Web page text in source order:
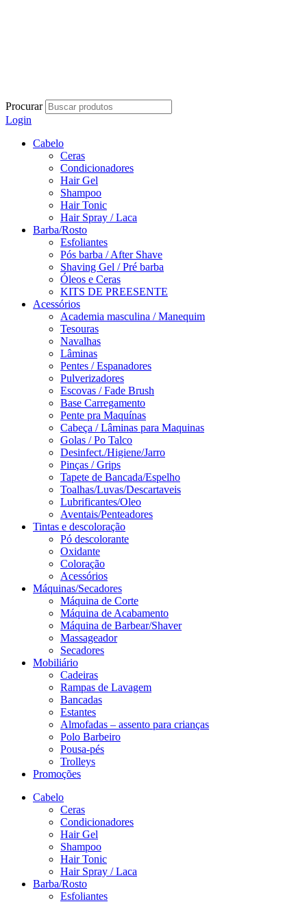
Procurar
Login
Cabelo
Ceras
Condicionadores
Hair Gel
Shampoo
Hair Tonic
Hair Spray / Laca
Barba/Rosto
Esfoliantes
Pós barba / After Shave
Shaving Gel / Pré barba
Óleos e Ceras
KITS DE PREESENTE
Acessórios
Academia masculina / Manequim
Tesouras
Navalhas
Lâminas
Pentes / Espanadores
Pulverizadores
Escovas / Fade Brush
Base Carregamento
Pente pra Maquínas
Cabeça / Lâminas para Maquinas
Golas / Po Talco
Desinfect./Higiene/Jarro
Pinças / Grips
Tapete de Bancada/Espelho
Toalhas/Luvas/Descartaveis
Lubrificantes/Oleo
Aventais/Penteadores
Tintas e descoloração
Pó descolorante
Oxidante
Coloração
Acessórios
Máquinas/Secadores
Máquina de Corte
Máquina de Acabamento
Máquina de Barbear/Shaver
Massageador
Secadores
Mobiliário
Cadeiras
Rampas de Lavagem
Bancadas
Estantes
Almofadas – assento para crianças
Polo Barbeiro
Pousa-pés
Trolleys
Promoções
Cabelo
Ceras
Condicionadores
Hair Gel
Shampoo
Hair Tonic
Hair Spray / Laca
Barba/Rosto
Esfoliantes